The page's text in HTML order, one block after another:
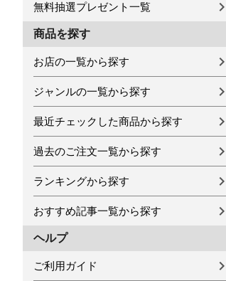
無料抽選プレゼント一覧
商品を探す
お店の一覧から探す
ジャンルの一覧から探す
最近チェックした商品から探す
過去のご注文一覧から探す
ランキングから探す
おすすめ記事一覧から探す
ヘルプ
ご利用ガイド